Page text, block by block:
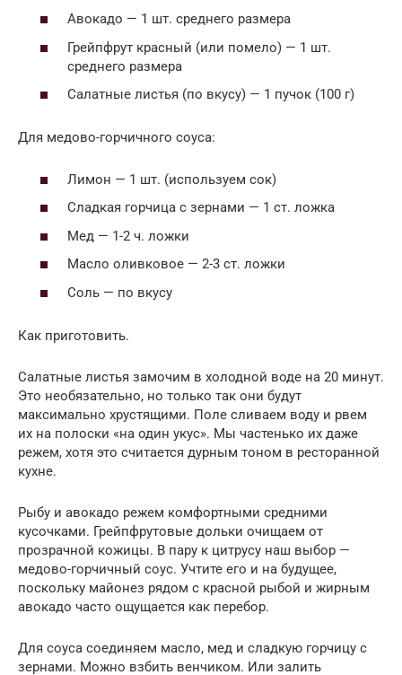
Авокадо — 1 шт. среднего размера
Грейпфрут красный (или помело) — 1 шт.
среднего размера
Салатные листья (по вкусу) — 1 пучок (100 г)
Для медово-горчичного соуса:
Лимон — 1 шт. (используем сок)
Сладкая горчица с зернами — 1 ст. ложка
Мед — 1-2 ч. ложки
Масло оливковое — 2-3 ст. ложки
Соль — по вкусу
Как приготовить.
Салатные листья замочим в холодной воде на 20 минут.
Это необязательно, но только так они будут
максимально хрустящими. Поле сливаем воду и рвем
их на полоски «на один укус». Мы частенько их даже
режем, хотя это считается дурным тоном в ресторанной
кухне.
Рыбу и авокадо режем комфортными средними
кусочками. Грейпфрутовые дольки очищаем от
прозрачной кожицы. В пару к цитрусу наш выбор —
медово-горчичный соус. Учтите его и на будущее,
поскольку майонез рядом с красной рыбой и жирным
авокадо часто ощущается как перебор.
Для соуса соединяем масло, мед и сладкую горчицу с
зернами. Можно взбить венчиком. Или залить